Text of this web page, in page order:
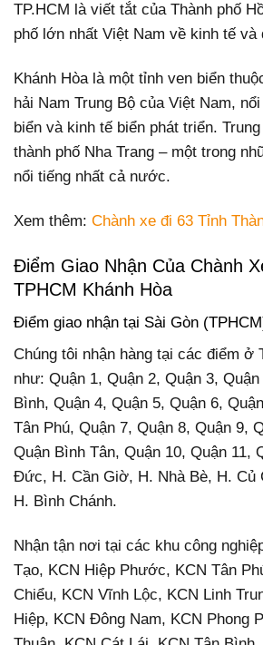
TP.HCM là viết tắt của Thành phố
phố lớn nhất Việt Nam về kinh tế và
Khánh Hòa là một tỉnh ven biển
hải Nam Trung Bộ của Việt Nam,
biển và kinh tế biển phát triển.
thành phố Nha Trang – một trong
nổi tiếng nhất cả nước.
Xem thêm: Chành xe đi 63 Tỉnh
Điểm Giao Nhận Của Chành
TPHCM Khánh Hòa
Điểm giao nhận tại Sài Gòn
Chúng tôi nhận hàng tại các điểm ở
như: Quận 1, Quận 2, Quận 3,
Bình, Quận 4, Quận 5, Quận 6,
Tân Phú, Quận 7, Quận 8, Quận 9,
Quận Bình Tân, Quận 10, Quận 11,
Đức, H. Cần Giờ, H. Nhà Bè, H. Củ
H. Bình Chánh.
Nhận tận nơi tại các khu công
Tạo, KCN Hiệp Phước, KCN Tân
Chiểu, KCN Vĩnh Lộc, KCN Linh
Hiệp, KCN Đông Nam, KCN Phong